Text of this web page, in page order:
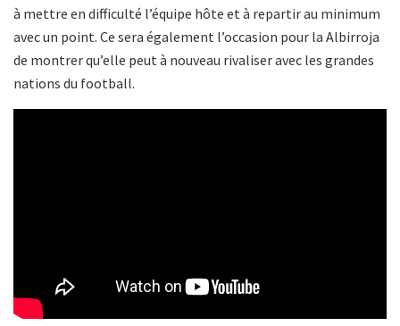
à mettre en difficulté l’équipe hôte et à repartir au minimum
avec un point. Ce sera également l’occasion pour la Albirroja
de montrer qu’elle peut à nouveau rivaliser avec les grandes
nations du football.